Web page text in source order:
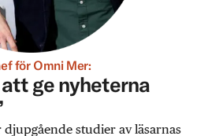
för Omni Mer:
ge nyheterna
studier av läsarnas